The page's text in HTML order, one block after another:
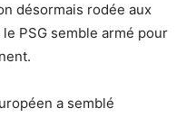
désormais rodée aux
PSG semble armé pour
a semblé